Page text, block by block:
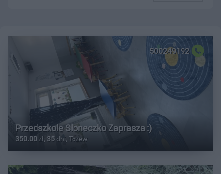
500249192
Przedszkole Słoneczko Zaprasza :)
350.00 zł, 35 dni, Tczew